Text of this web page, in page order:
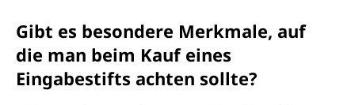
Gibt es besondere Merkmale, auf
die man beim Kauf eines
Eingabestifts achten sollte?